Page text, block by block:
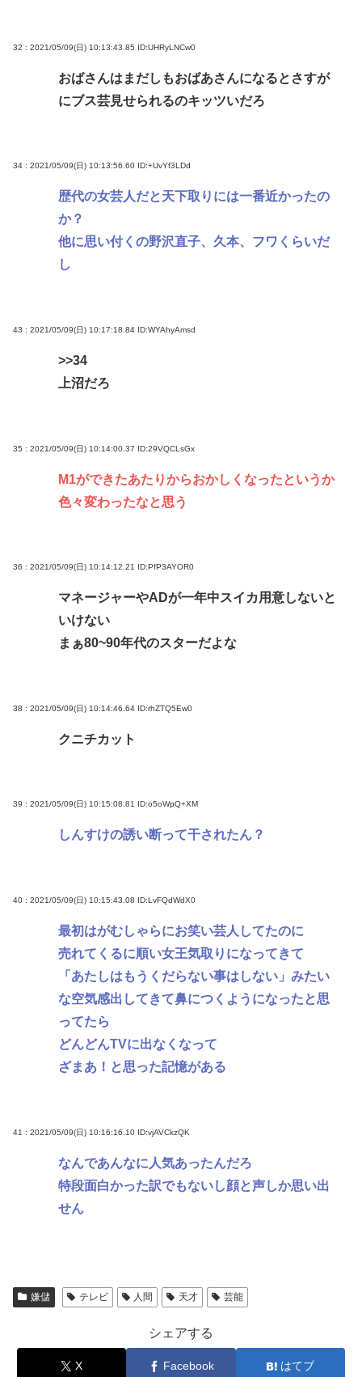
32 : 2021/05/09(日) 10:13:43.85 ID:UHRyLNCw0
おばさんはまだしもおばあさんになるとさすが
にブス芸見せられるのキッツいだろ
34 : 2021/05/09(日) 10:13:56.60 ID:+UvYf3LDd
歴代の女芸人だと天下取りには一番近かったの
か？
他に思い付くの野沢直子、久本、フワくらいだ
し
43 : 2021/05/09(日) 10:17:18.84 ID:WYAhyAmsd
>>34
上沼だろ
35 : 2021/05/09(日) 10:14:00.37 ID:29VQCLsGx
M1ができたあたりからおかしくなったというか
色々変わったなと思う
36 : 2021/05/09(日) 10:14:12.21 ID:PfP3AYOR0
マネージャーやADが一年中スイカ用意しないと
いけない
まぁ80~90年代のスターだよな
38 : 2021/05/09(日) 10:14:46.64 ID:rhZTQ5Ew0
クニチカット
39 : 2021/05/09(日) 10:15:08.81 ID:o5oWpQ+XM
しんすけの誘い断って干されたん？
40 : 2021/05/09(日) 10:15:43.08 ID:LvFQdWdX0
最初はがむしゃらにお笑い芸人してたのに
売れてくるに順い女王気取りになってきて
「あたしはもうくだらない事はしない」みたい
な空気感出してきて鼻につくようになったと思
ってたら
どんどんTVに出なくなって
ざまあ！と思った記憶がある
41 : 2021/05/09(日) 10:16:16.10 ID:vjAVCkzQK
なんであんなに人気あったんだろ
特段面白かった訳でもないし顔と声しか思い出
せん
嫌儲 テレビ 人間 天才 芸能
シェアする
X Facebook はてブ